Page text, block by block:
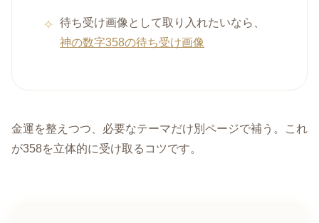
待ち受け画像として取り入れたいなら、
神の数字358の待ち受け画像
金運を整えつつ、必要なテーマだけ別ページで補う。これ
が358を立体的に受け取るコツです。